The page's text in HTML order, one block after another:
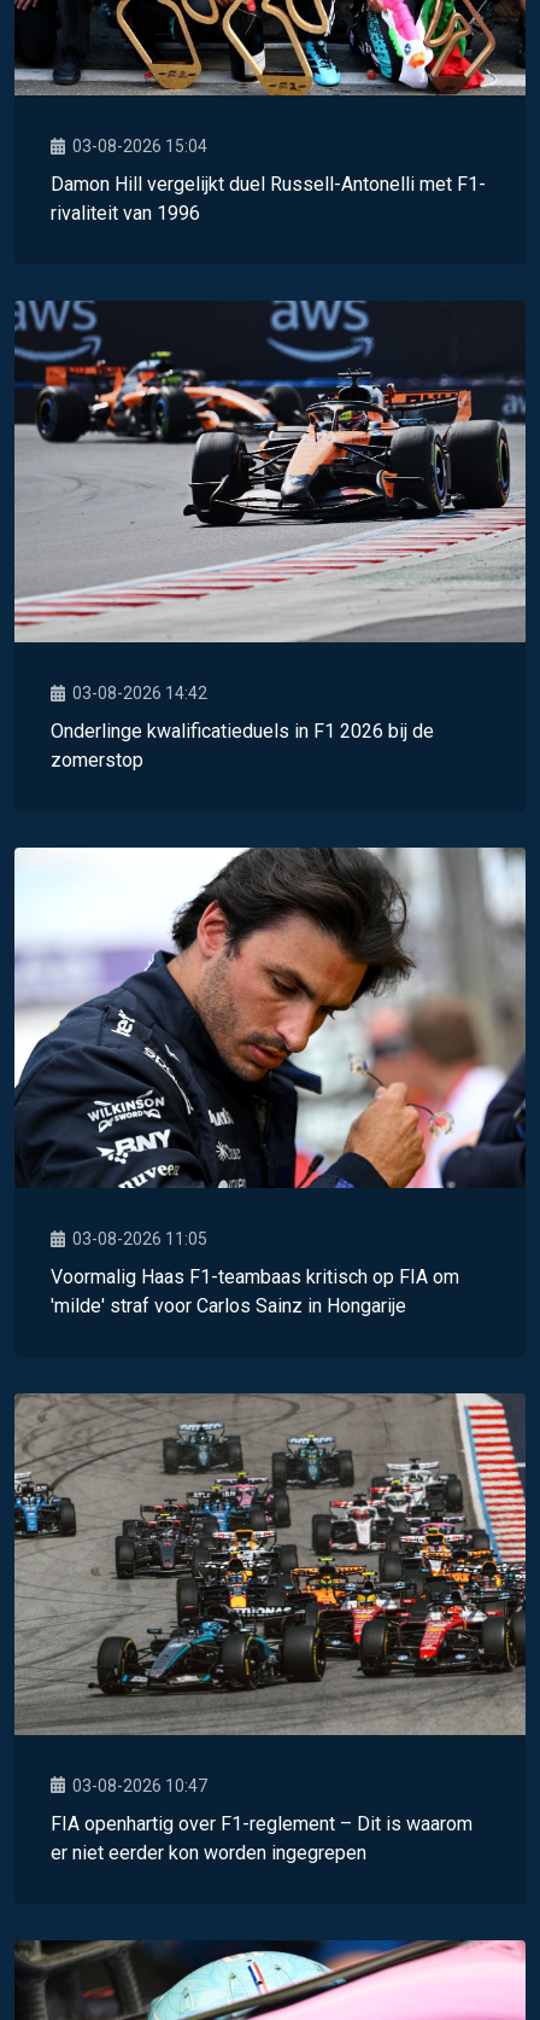
03-08-2026 15:04
Damon Hill vergelijkt duel Russell-Antonelli met F1-
rivaliteit van 1996
03-08-2026 14:42
Onderlinge kwalificatieduels in F1 2026 bij de
zomerstop
03-08-2026 11:05
Voormalig Haas F1-teambaas kritisch op FIA om
'milde' straf voor Carlos Sainz in Hongarije
03-08-2026 10:47
FIA openhartig over F1-reglement – Dit is waarom
er niet eerder kon worden ingegrepen